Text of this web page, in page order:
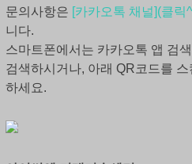
문의사항은 [카카오톡 채널](클릭
니다.
스마트폰에서는 카카오톡 앱 검
검색하시거나, 아래 QR코드를
하세요.